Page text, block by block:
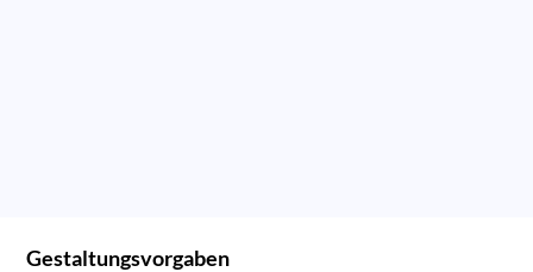
Gestaltungsvorgaben